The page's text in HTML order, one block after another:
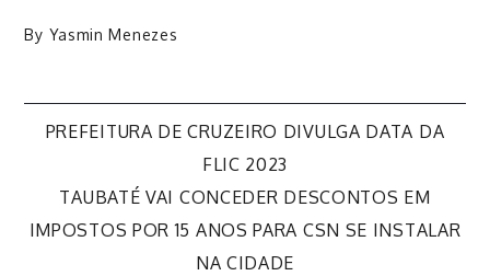
By Yasmin Menezes
Navegação
de
PREFEITURA DE CRUZEIRO DIVULGA DATA DA
FLIC 2023
TAUBATÉ VAI CONCEDER DESCONTOS EM
IMPOSTOS POR 15 ANOS PARA CSN SE INSTALAR
NA CIDADE